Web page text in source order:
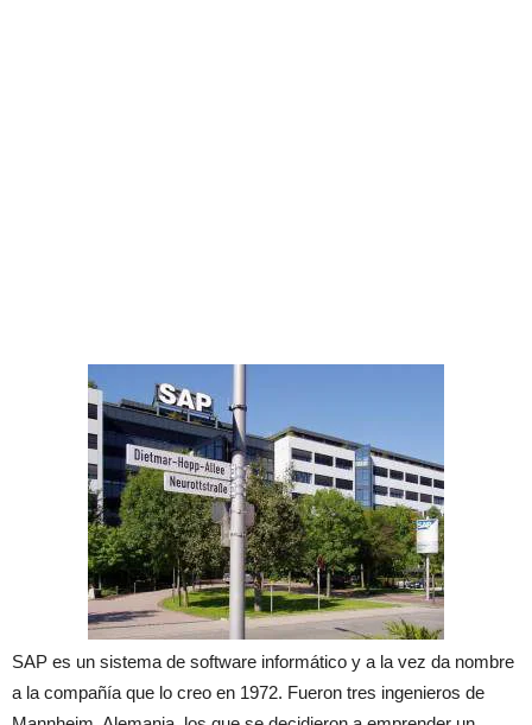
SAP es un sistema de software informático y a la vez da nombre
a la compañía que lo creo en 1972. Fueron tres ingenieros de